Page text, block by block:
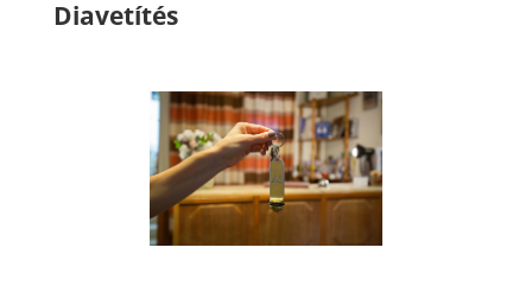
Diavetítés